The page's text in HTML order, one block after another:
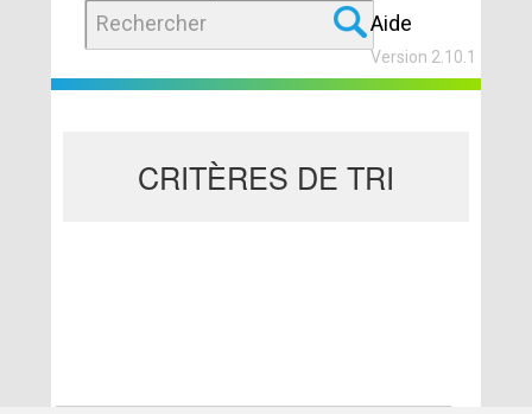
Aide
Version 2.10.1
CRITÈRES DE TRI